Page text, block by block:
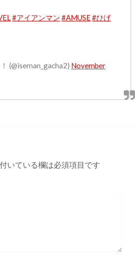
#アイアンマン #AMUSE#ひげ
(@iseman_gacha2) November
いている欄は必須項目です